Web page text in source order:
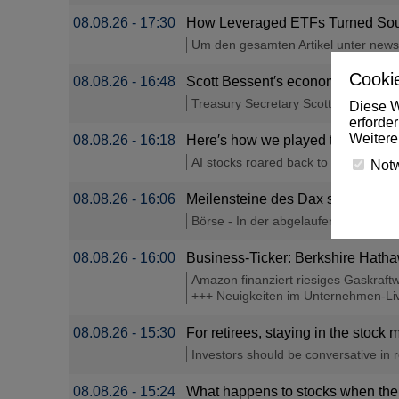
Diese
08.08.26 - 17:30 How Leveraged ETFs Turned
Um den gesamten Artikel unter
08.08.26 - 16:48 Scott Bessent′s economy claim
Treasury Secretary Scott Bessent
08.08.26 - 16:18 Here′s how we played the
AI stocks roared back to help lift
08.08.26 - 16:06 Meilensteine des Dax seit
Börse - In der abgelaufenen Woche
08.08.26 - 16:00 Business-Ticker: Berkshire
Amazon finanziert riesiges
+++ Neuigkeiten im Unternehmen-
08.08.26 - 15:30 For retirees, staying in the stock
Investors should be conversative in
08.08.26 - 15:24 What happens to stocks when